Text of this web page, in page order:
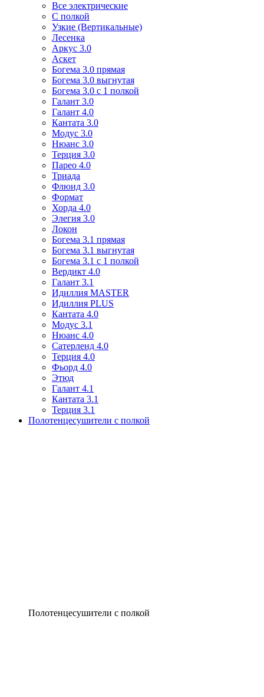
Все электрические
С полкой
Узкие (Вертикальные)
Лесенка
Аркус 3.0
Аскет
Богема 3.0 прямая
Богема 3.0 выгнутая
Богема 3.0 с 1 полкой
Галант 3.0
Галант 4.0
Кантата 3.0
Модус 3.0
Нюанс 3.0
Терция 3.0
Парео 4.0
Триада
Флюид 3.0
Формат
Хорда 4.0
Элегия 3.0
Локон
Богема 3.1 прямая
Богема 3.1 выгнутая
Богема 3.1 с 1 полкой
Вердикт 4.0
Галант 3.1
Идиллия MASTER
Идиллия PLUS
Кантата 4.0
Модус 3.1
Нюанс 4.0
Сатерленд 4.0
Терция 4.0
Фьорд 4.0
Этюд
Галант 4.1
Кантата 3.1
Терция 3.1
Полотенцесушители с полкой
Полотенцесушители с полкой